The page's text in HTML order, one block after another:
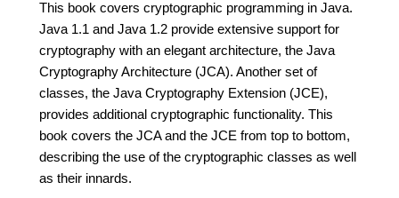
This book covers cryptographic programming in Java.
Java 1.1 and Java 1.2 provide extensive support for
cryptography with an elegant architecture, the Java
Cryptography Architecture (JCA). Another set of
classes, the Java Cryptography Extension (JCE),
provides additional cryptographic functionality. This
book covers the JCA and the JCE from top to bottom,
describing the use of the cryptographic classes as well
as their innards.